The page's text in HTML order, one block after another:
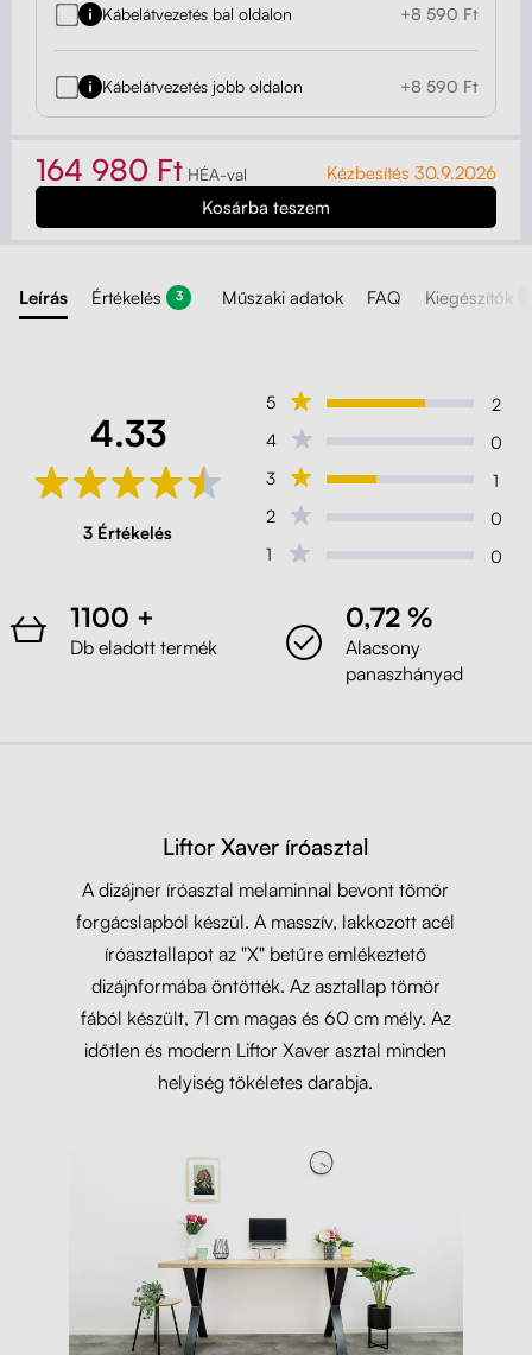
Kábelátvezetés bal oldalon +8 590 Ft
Kábelátvezetés jobb oldalon +8 590 Ft
164 980 Ft HÉA-val Kézbesítés 30.9.2026
Leírás Értékelés 3 Műszaki adatok FAQ Kiegészítők
4.33
3 Értékelés
5
2
4
0
3
1
2
0
1
0
1100 +
Db eladott termék
0,72 %
Alacsony
panaszhányad
Liftor Xaver íróasztal
A dizájner íróasztal melaminnal bevont tömör
forgácslapból készül. A masszív, lakkozott acél
íróasztallapot az "X" betűre emlékeztető
dizájnformába öntötték. Az asztallap tömör
fából készült, 71 cm magas és 60 cm mély. Az
időtlen és modern Liftor Xaver asztal minden
helyiség tökéletes darabja.